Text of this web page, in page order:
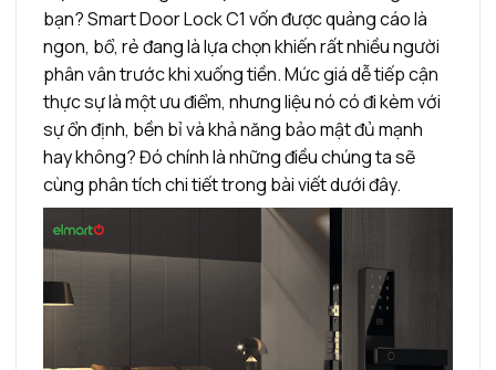
bạn? Smart Door Lock C1 vốn được quảng cáo là
ngon, bổ, rẻ đang là lựa chọn khiến rất nhiều người
phân vân trước khi xuống tiền. Mức giá dễ tiếp cận
thực sự là một ưu điểm, nhưng liệu nó có đi kèm với
sự ổn định, bền bỉ và khả năng bảo mật đủ mạnh
hay không? Đó chính là những điều chúng ta sẽ
cùng phân tích chi tiết trong bài viết dưới đây.